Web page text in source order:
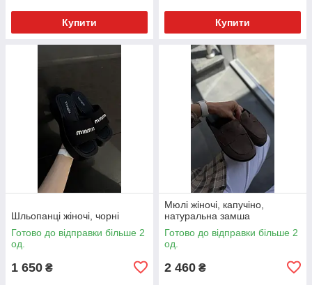
Купити Купити
Шльопанці жіночі, чорні
Готово до відправки більше 2
од.
1 650 ₴
Мюлі жіночі, капучіно,
натуральна замша
Готово до відправки більше 2
од.
2 460 ₴